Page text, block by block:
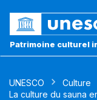
Patrimoine culturel
UNESCO Culture
La culture du sauna